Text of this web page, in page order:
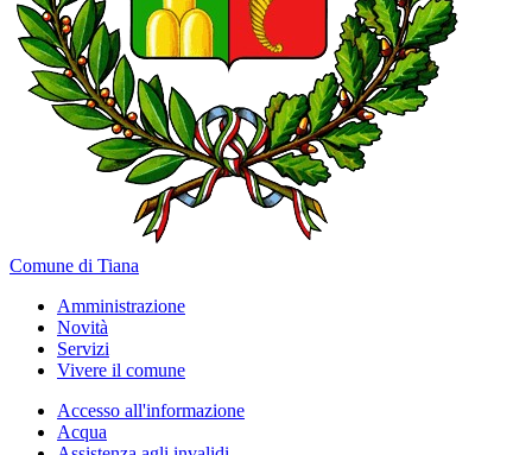
Comune di Tiana
Amministrazione
Novità
Servizi
Vivere il comune
Accesso all'informazione
Acqua